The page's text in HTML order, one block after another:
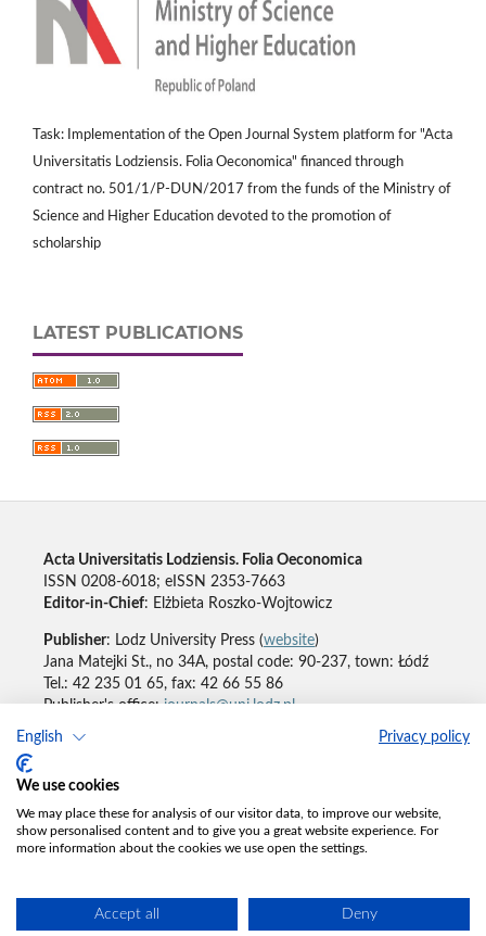
English Privacy policy
We use cookies
We may place these for analysis of our visitor data, to improve our website,
show personalised content and to give you a great website experience. For
more information about the cookies we use open the settings.
Accept all Deny
Task: Implementation of the Open Journal System platform for "Acta
Universitatis Lodziensis. Folia Oeconomica" financed through
contract no. 501/1/P-DUN/2017 from the funds of the Ministry of
Science and Higher Education devoted to the promotion of
scholarship
LATEST PUBLICATIONS
Acta Universitatis Lodziensis. Folia Oeconomica
ISSN 0208-6018; eISSN 2353-7663
Editor-in-Chief: Elżbieta Roszko-Wojtowicz
Publisher: Lodz University Press (website)
Jana Matejki St., no 34A, postal code: 90-237, town: Łódź
Tel.: 42 235 01 65, fax: 42 66 55 86
Publisher's office:journals@uni.lodz.pl
Accesibility declaration